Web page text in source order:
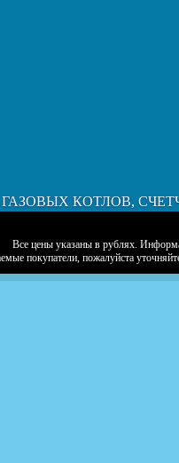
КОТЛОВ,
Все цены указаны в рублях.
покупатели, пожалуйста